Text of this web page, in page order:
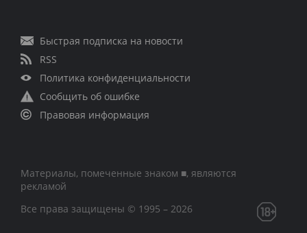
Быстрая подписка на новости
RSS
Политика конфиденциальности
Сообщить об ошибке
Правовая информация
Материалы, помеченные знаком ■, являются
рекламой
Все права защищены © 1995 – 2026